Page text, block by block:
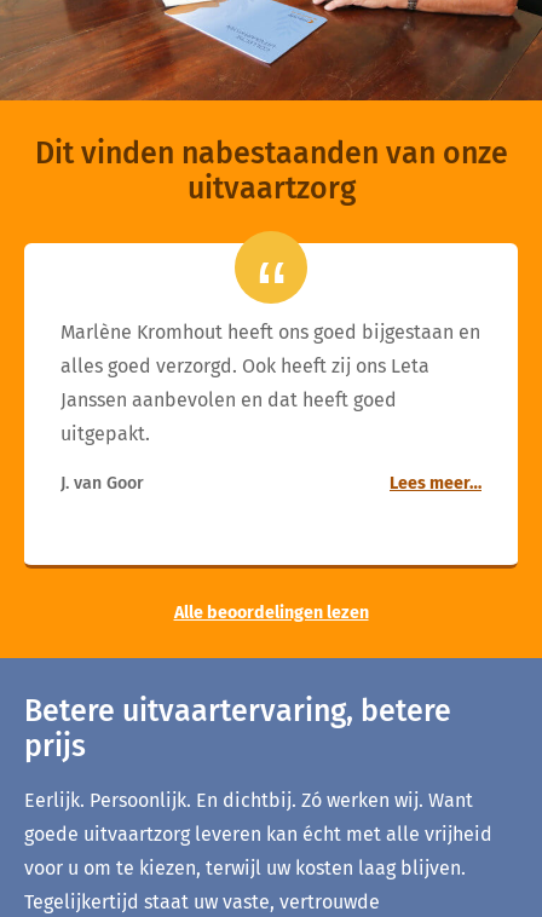
Dit vinden nabestaanden van onze
uitvaartzorg
Marlène Kromhout heeft ons goed bijgestaan en
alles goed verzorgd. Ook heeft zij ons Leta
Janssen aanbevolen en dat heeft goed
uitgepakt.
J. van Goor Lees meer…
Alle beoordelingen lezen
Betere uitvaartervaring, betere
prijs
Eerlijk. Persoonlijk. En dichtbij. Zó werken wij. Want
goede uitvaartzorg leveren kan écht met alle vrijheid
voor u om te kiezen, terwijl uw kosten laag blijven.
Tegelijkertijd staat uw vaste, vertrouwde